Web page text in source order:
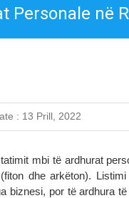
Personale në
: 13 Prill, 2022
mbi të ardhurat
dhe arkëton).
biznesi, por të ardhura